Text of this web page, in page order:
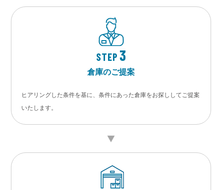
STEP 3
倉庫のご提案
ヒアリングした条件を基に、条件にあった倉庫をお探ししてご提案
いたします。